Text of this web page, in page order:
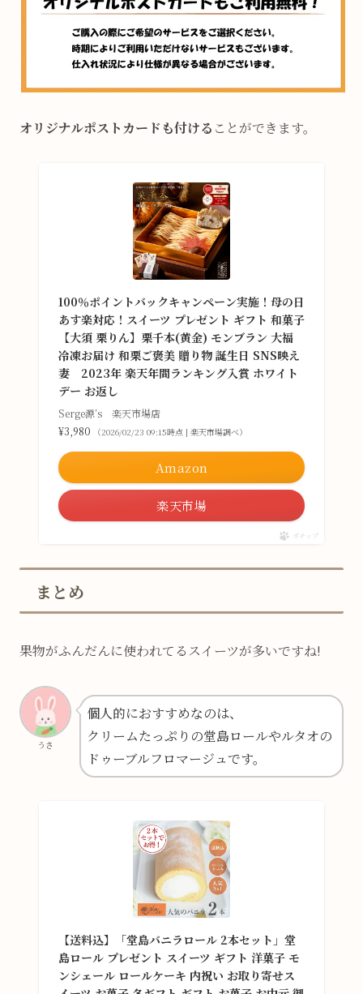
オリジナルポストカードも付ける ことができます。
100％ポイントバックキャンペーン実施！母の日
あす楽対応！スイーツ プレゼント ギフト 和菓子
【大須 栗りん】栗千本(黄金) モンブラン 大福
冷凍お届け 和栗ご褒美 贈り物 誕生日 SNS映え
妻 2023年 楽天年間ランキング入賞 ホワイト
デー お返し
Serge源’s 楽天市場店
¥3,980
（2026/02/23 09:15時点 | 楽天市場調べ）
Amazon
楽天市場
ポチップ
まとめ
果物がふんだんに使われてるスイーツが多いですね!
うさ
個人的におすすめなのは、
クリームたっぷりの堂島ロールやルタオの
ドゥーブルフロマージュです。
【送料込】「堂島バニラロール 2本セット」堂
島ロール プレゼント スイーツ ギフト 洋菓子 モ
ンシェール ロールケーキ 内祝い お取り寄せス